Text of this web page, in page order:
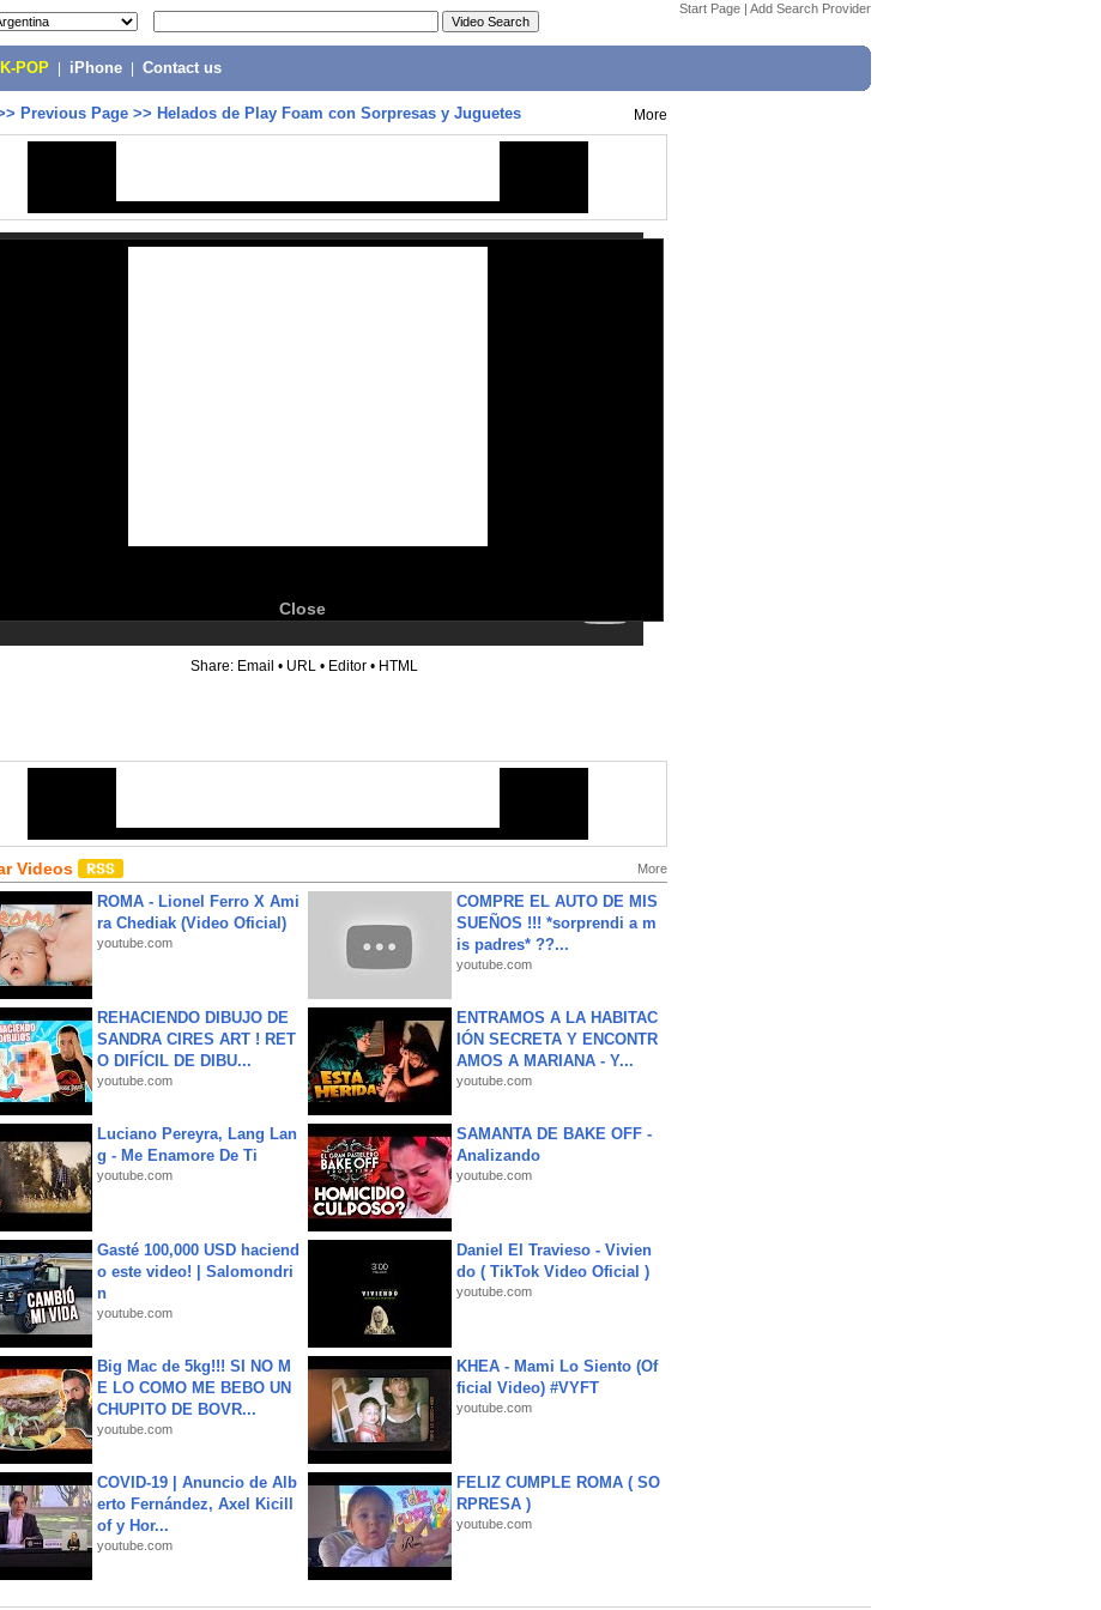
Start Page | Add Search Provider
K-POP iPhone Contact us
Previous Page >> Helados de Play Foam con Sorpresas y Juguetes More
Close
Share: Email • URL • Editor • HTML
Videos More
ROMA - Lionel Ferro X Ami
ra Chediak (Video Oficial)
youtube.com
COMPRE EL AUTO DE MIS
SUEÑOS !!! *sorprendi a m
is padres* ??...
youtube.com
REHACIENDO DIBUJO DE
SANDRA CIRES ART ! RET
O DIFÍCIL DE DIBU...
youtube.com
ENTRAMOS A LA HABITAC
IÓN SECRETA Y ENCONTR
AMOS A MARIANA - Y...
youtube.com
Luciano Pereyra, Lang Lan
g - Me Enamore De Ti
youtube.com
SAMANTA DE BAKE OFF -
Analizando
youtube.com
Gasté 100,000 USD haciend
o este video! | Salomondri
n
youtube.com
Daniel El Travieso - Vivien
do ( TikTok Video Oficial )
youtube.com
Big Mac de 5kg!!! SI NO M
E LO COMO ME BEBO UN
CHUPITO DE BOVR...
youtube.com
KHEA - Mami Lo Siento (Of
ficial Video) #VYFT
youtube.com
COVID-19 | Anuncio de Alb
erto Fernández, Axel Kicill
of y Hor...
youtube.com
FELIZ CUMPLE ROMA ( SO
RPRESA )
youtube.com